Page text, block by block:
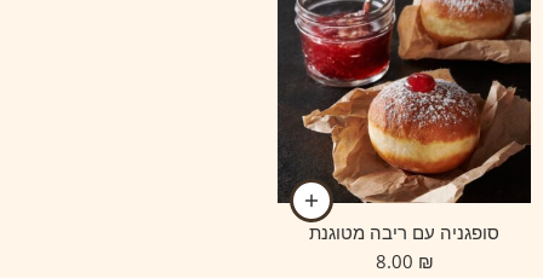
סופגניה עם ריבה מטוגנת
₪